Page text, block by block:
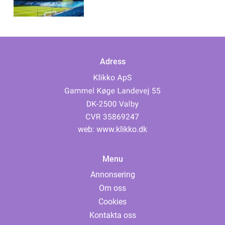
Adress
web: www.klikko.dk
Menu
Annonsering
Om oss
Cookies
Kontakta oss